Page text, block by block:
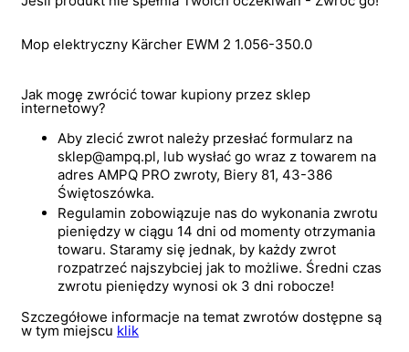
Mop elektryczny Kärcher EWM 2 1.056-350.0
Jak mogę zwrócić towar kupiony przez sklep
internetowy?
Aby zlecić zwrot należy przesłać formularz na
sklep@ampq.pl, lub wysłać go wraz z towarem na
adres AMPQ PRO zwroty, Biery 81, 43-386
Świętoszówka.
Regulamin zobowiązuje nas do wykonania zwrotu
pieniędzy w ciągu 14 dni od momenty otrzymania
towaru. Staramy się jednak, by każdy zwrot
rozpatrzeć najszybciej jak to możliwe. Średni czas
zwrotu pieniędzy wynosi ok 3 dni robocze!
Szczegółowe informacje na temat zwrotów dostępne są
w tym miejscu klik